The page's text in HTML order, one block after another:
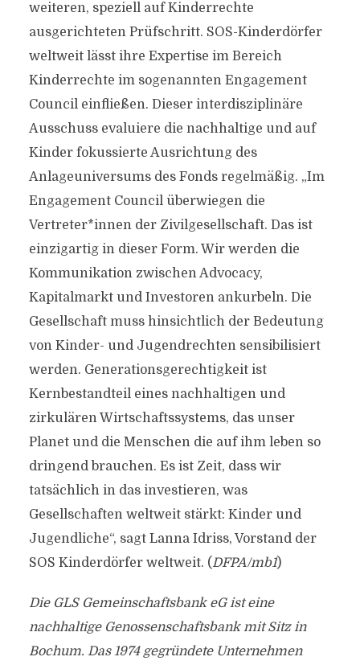
weiteren, speziell auf Kinderrechte
ausgerichteten Prüfschritt. SOS-Kinderdörfer
weltweit lässt ihre Expertise im Bereich
Kinderrechte im sogenannten Engagement
Council einfließen. Dieser interdisziplinäre
Ausschuss evaluiere die nachhaltige und auf
Kinder fokussierte Ausrichtung des
Anlageuniversums des Fonds regelmäßig. „Im
Engagement Council überwiegen die
Vertreter*innen der Zivilgesellschaft. Das ist
einzigartig in dieser Form. Wir werden die
Kommunikation zwischen Advocacy,
Kapitalmarkt und Investoren ankurbeln. Die
Gesellschaft muss hinsichtlich der Bedeutung
von Kinder- und Jugendrechten sensibilisiert
werden. Generationsgerechtigkeit ist
Kernbestandteil eines nachhaltigen und
zirkulären Wirtschaftssystems, das unser
Planet und die Menschen die auf ihm leben so
dringend brauchen. Es ist Zeit, dass wir
tatsächlich in das investieren, was
Gesellschaften weltweit stärkt: Kinder und
Jugendliche“, sagt Lanna Idriss, Vorstand der
SOS Kinderdörfer weltweit. (DFPA/mb1)
Die GLS Gemeinschaftsbank eG ist eine
nachhaltige Genossenschaftsbank mit Sitz in
Bochum. Das 1974 gegründete Unternehmen